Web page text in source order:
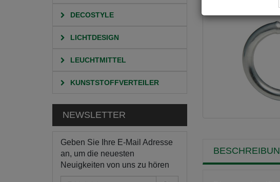
DECOSTYLE
LICHTDESIGN
LEUCHTMITTEL
KUNSTSTOFFVERTEILER
NEWSLETTER
Geben Sie Ihre E-Mail Adresse
an, um die neuesten
Neuigkeiten von uns zu hören